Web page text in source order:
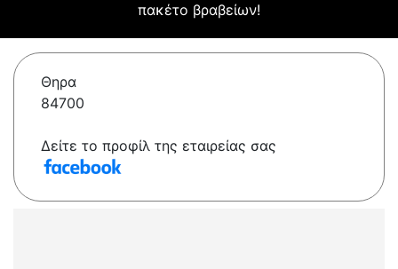
πακέτο βραβείων!
Θηρα
84700
Δείτε το προφίλ της εταιρείας σας